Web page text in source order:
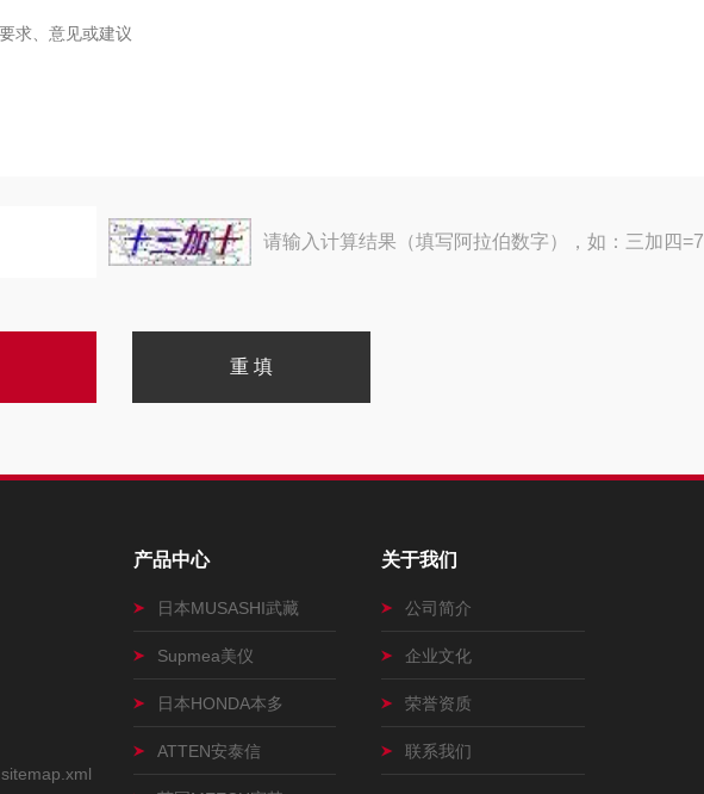
请输入计算结果（填写阿拉伯数字），如：三加四=7
sitemap.xml
产品中心
日本MUSASHI武藏
Supmea美仪
日本HONDA本多
ATTEN安泰信
关于我们
公司简介
企业文化
荣誉资质
联系我们